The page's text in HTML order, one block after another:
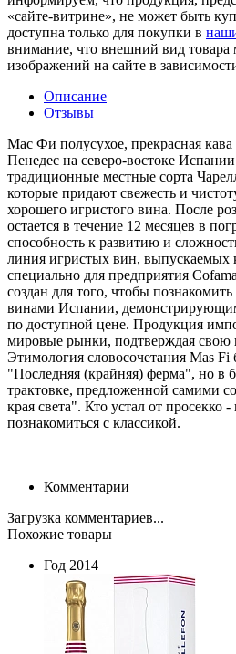
«сайте-витрине», не может быть
доступна только для покупки в
внимание, что внешний вид товара
изображений на сайте в
Описание
Отзывы
Мас Фи полусухое, прекрасная
Пенедес на северо-востоке
традиционные местные сорта
которые придают свежесть и
хорошего игристого вина. После
остается в течение 12 месяцев в
способность к развитию и
линия игристых вин, выпускаемых
специально для предприятия
создан для того, чтобы
винами Испании,
по доступной цене. Продукция
мировые рынки, подтверждая свою
Этимология словосочетания Mas Fi
"Последняя (крайняя) ферма", но в
трактовке, предложенной самими
края света". Кто устал от просекко
познакомиться с классикой.
Комментарии
Загрузка комментариев...
Похожие товары
Год 2014